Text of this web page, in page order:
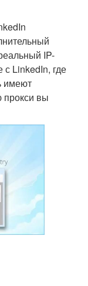
IP-
LinkedIn, где
имеют
вы